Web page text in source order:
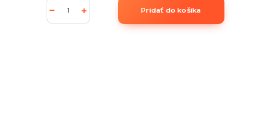
Pridať do košíka